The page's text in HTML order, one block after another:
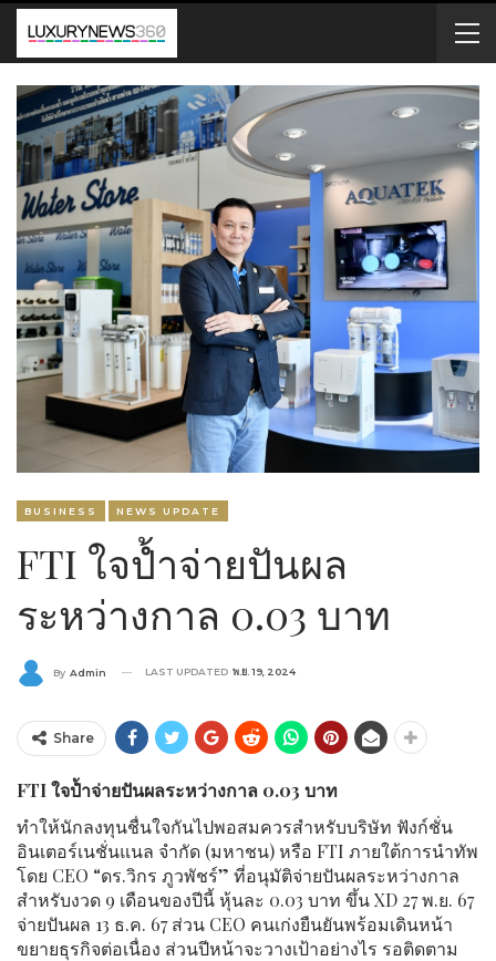
BUSINESS NEWS UPDATE
FTI ใจป้ำจ่ายปันผล
ระหว่างกาล 0.03 บาท
By Admin LAST UPDATED พ.ย. 19, 2024
Share
FTI ใจป้ำจ่ายปันผลระหว่างกาล 0.03 บาท
ทำให้นักลงทุนชื่นใจกันไปพอสมควรสำหรับบริษัท ฟังก์ชั่น
อินเตอร์เนชั่นแนล จำกัด (มหาชน) หรือ FTI ภายใต้การนำทัพ
โดย CEO “ดร.วิกร ภูวพัชร์” ที่อนุมัติจ่ายปันผลระหว่างกาล
สำหรับงวด 9 เดือนของปีนี้ หุ้นละ 0.03 บาท ขึ้น XD 27 พ.ย. 67
จ่ายปันผล 13 ธ.ค. 67 ส่วน CEO คนเก่งยืนยันพร้อมเดินหน้า
ขยายธุรกิจต่อเนื่อง ส่วนปีหน้าจะวางเป้าอย่างไร รอติดตาม